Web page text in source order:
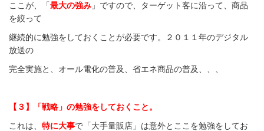
ここが、「最大の強み 」ですので、ターゲット客に沿って、商品
を絞って
継続的に勉強をしておくことが必要です。２０１１年のデジタル
放送の
完全実施と、オール電化の普及、省エネ商品の普及、、、
【３】「戦略」の勉強をしておくこと。
これは、 特に大事で「大手量販店」は意外とここを勉強をしてお